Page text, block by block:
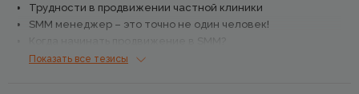
Трудности в продвижении частной клиники
SMM менеджер – это точно не один человек!
Что взять за основу, если ничего еще нет?
Показать все тезисы